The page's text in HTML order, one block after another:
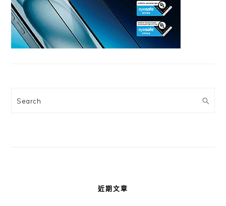
Search
近期文章